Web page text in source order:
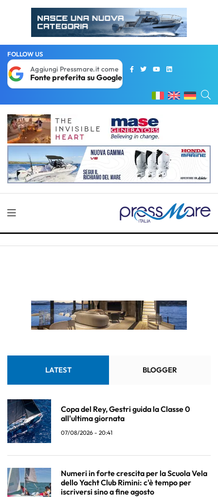
FOLLOW US
Aggiungi Pressmare.it come
Fonte preferita su Google
LATEST BLOGGER
Copa del Rey, Gestri guida la Classe 0
all'ultima giornata
07/08/2026 - 20:41
Numeri in forte crescita per la Scuola Vela
dello Yacht Club Rimini: c'è tempo per
iscriversi sino a fine agosto